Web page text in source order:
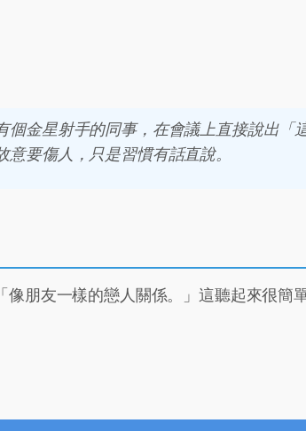
金星射手的同事，在會議上直接說出「
要傷人，只是習慣有話直說。
朋友一樣的戀人關係。」這聽起來很簡